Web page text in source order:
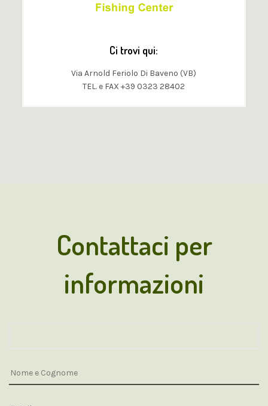
Ci trovi qui:
Via Arnold Feriolo Di Baveno (VB)
TEL. e FAX +39 0323 28402
Contattaci per
informazioni